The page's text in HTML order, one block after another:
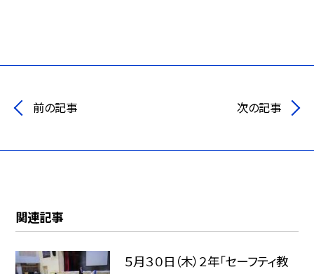
前の記事 次の記事
関連記事
５月３０日（木）２年「セーフティ教